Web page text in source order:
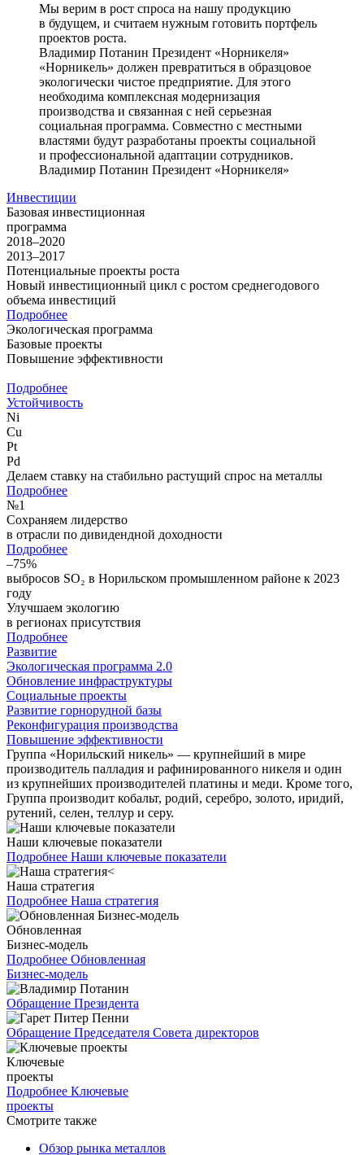
Мы верим в рост спроса на нашу продукцию
в будущем, и считаем нужным готовить портфель
проектов роста.
Владимир Потанин Президент «Норникеля»
«Норникель» должен превратиться в образцовое
экологически чистое предприятие. Для этого
необходима комплексная модернизация
производства и связанная с ней серьезная
социальная программа. Совместно с местными
властями будут разработаны проекты социальной
и профессиональной адаптации сотрудников.
Владимир Потанин Президент «Норникеля»
Инвестиции
Базовая инвестиционная
программа
2018–2020
2013–2017
Потенциальные проекты роста
Новый инвестиционный цикл с ростом среднегодового
объема инвестиций
Подробнее
Экологическая программа
Базовые проекты
Повышение эффективности
Подробнее
Устойчивость
Ni
Cu
Pt
Pd
Делаем ставку на стабильно растущий спрос на металлы
Подробнее
№1
Сохраняем лидерство
в отрасли по дивидендной доходности
Подробнее
–75%
выбросов SO₂ в Норильском промышленном районе к 2023
году
Улучшаем экологию
в регионах присутствия
Подробнее
Развитие
Экологическая программа 2.0
Обновление инфраструктуры
Социальные проекты
Развитие горнорудной базы
Реконфигурация производства
Повышение эффективности
Группа «Норильский никель» — крупнейший в мире
производитель палладия и рафинированного никеля и один
из крупнейших производителей платины и меди. Кроме того,
Группа производит кобальт, родий, серебро, золото, иридий,
рутений, селен, теллур и серу.
Наши ключевые показатели
Подробнее Наши ключевые показатели
Наша стратегия
Подробнее Наша стратегия
Обновленная
Бизнес-модель
Подробнее Обновленная
Бизнес-модель
Обращение Президента
Обращение Председателя Совета директоров
Ключевые
проекты
Подробнее Ключевые
проекты
Смотрите также
Обзор рынка металлов